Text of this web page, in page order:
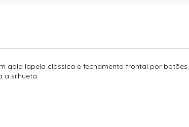
gola lapela clássica e fechamento frontal por botões.
a silhueta.